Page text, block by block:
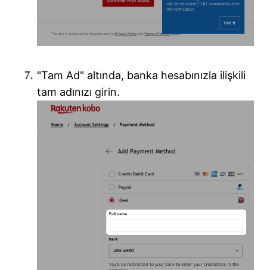
"Tam Ad" altında, banka hesabınızla ilişkili
tam adınızı girin.